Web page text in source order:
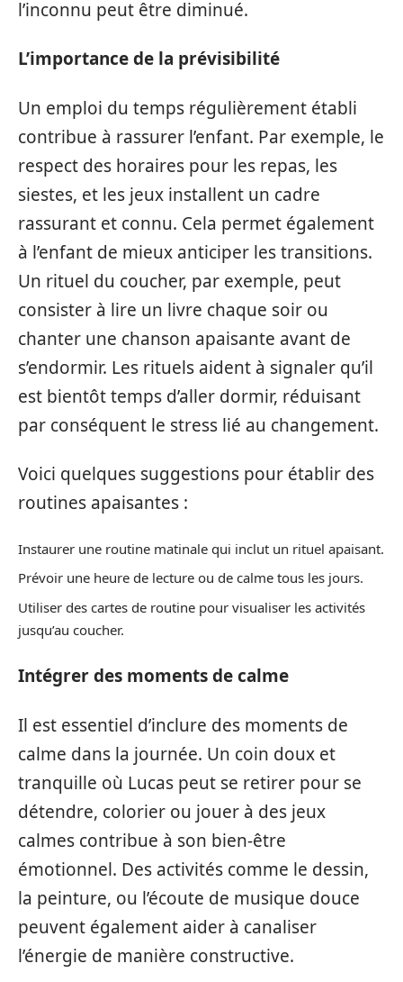
l’inconnu peut être diminué.
L’importance de la prévisibilité
Un emploi du temps régulièrement établi
contribue à rassurer l’enfant. Par exemple, le
respect des horaires pour les repas, les
siestes, et les jeux installent un cadre
rassurant et connu. Cela permet également
à l’enfant de mieux anticiper les transitions.
Un rituel du coucher, par exemple, peut
consister à lire un livre chaque soir ou
chanter une chanson apaisante avant de
s’endormir. Les rituels aident à signaler qu’il
est bientôt temps d’aller dormir, réduisant
par conséquent le stress lié au changement.
Voici quelques suggestions pour établir des
routines apaisantes :
Instaurer une routine matinale qui inclut un rituel apaisant.
Prévoir une heure de lecture ou de calme tous les jours.
Utiliser des cartes de routine pour visualiser les activités
jusqu’au coucher.
Intégrer des moments de calme
Il est essentiel d’inclure des moments de
calme dans la journée. Un coin doux et
tranquille où Lucas peut se retirer pour se
détendre, colorier ou jouer à des jeux
calmes contribue à son bien-être
émotionnel. Des activités comme le dessin,
la peinture, ou l’écoute de musique douce
peuvent également aider à canaliser
l’énergie de manière constructive.